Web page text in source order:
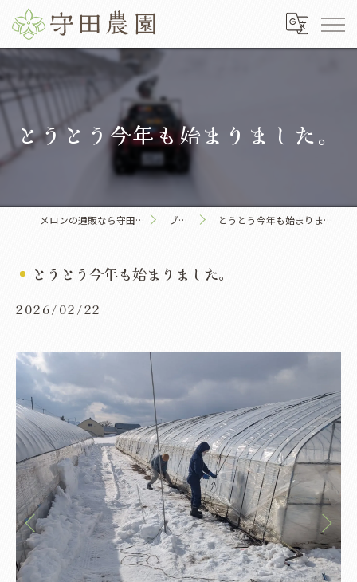
とうとう今年も始まりました。
メロンの通販なら守田農園 ブログ とうとう今年も始まりました。
とうとう今年も始まりました。
2026/02/22